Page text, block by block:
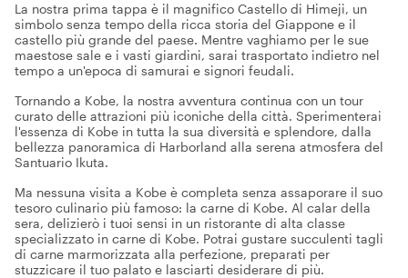
La nostra prima tappa è il magnifico Castello di Himeji, un
simbolo senza tempo della ricca storia del Giappone e il
castello più grande del paese. Mentre vaghiamo per le sue
maestose sale e i vasti giardini, sarai trasportato indietro nel
tempo a un'epoca di samurai e signori feudali.
Tornando a Kobe, la nostra avventura continua con un tour
curato delle attrazioni più iconiche della città. Sperimenterai
l'essenza di Kobe in tutta la sua diversità e splendore, dalla
bellezza panoramica di Harborland alla serena atmosfera del
Santuario Ikuta.
Ma nessuna visita a Kobe è completa senza assaporare il suo
tesoro culinario più famoso: la carne di Kobe. Al calar della
sera, delizierò i tuoi sensi in un ristorante di alta classe
specializzato in carne di Kobe. Potrai gustare succulenti tagli
di carne marmorizzata alla perfezione, preparati per
stuzzicare il tuo palato e lasciarti desiderare di più.